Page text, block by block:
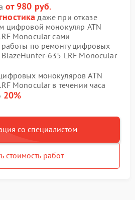
от 980 руб.
даже при отказе
цифровой монокуляр ATN
Monocular сами
работы по ремонту цифровых
LRF Monocular
монокуляров ATN
Monocular в течении часа
20%
со специалистом
стоимость работ